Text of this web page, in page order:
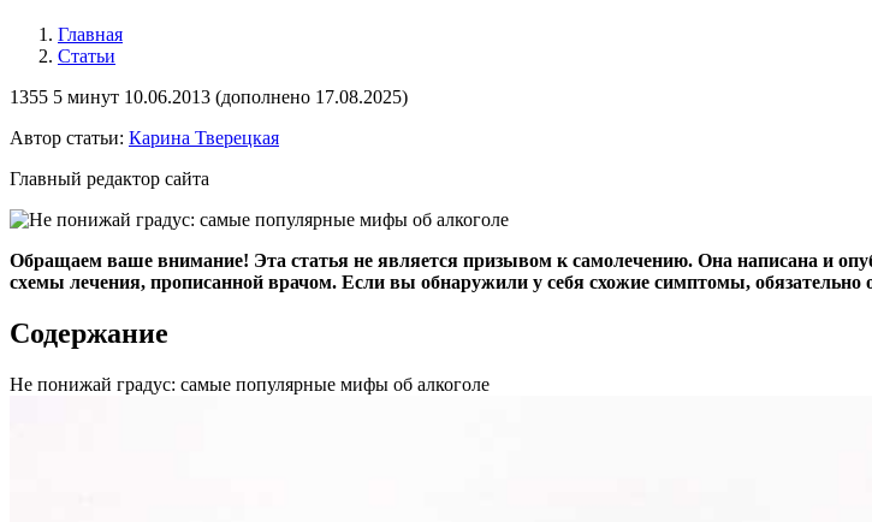
Главная
Статьи
1355 5 минут 10.06.2013 (дополнено 17.08.2025)
Автор статьи: Карина Тверецкая
Главный редактор сайта
Обращаем ваше внимание! Эта статья не является призывом к самолечению. Она написана и
схемы лечения, прописанной врачом. Если вы обнаружили у себя схожие симптомы,
Содержание
Не понижай градус: самые популярные мифы об алкоголе